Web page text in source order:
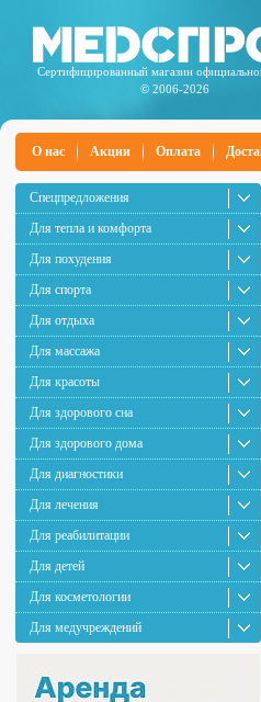
Сертифицированный магазин
© 2006-2026
О нас Акции Оплата
Спецпредложения
Для тепла и комфорта
Для похудения
Для спорта
Для отдыха
Для массажа
Для красоты
Для здорового сна
Для здорового дома
Для диагностики
Для лечения
Для реабилитации
Для детей
Для косметологии
Для медучреждений